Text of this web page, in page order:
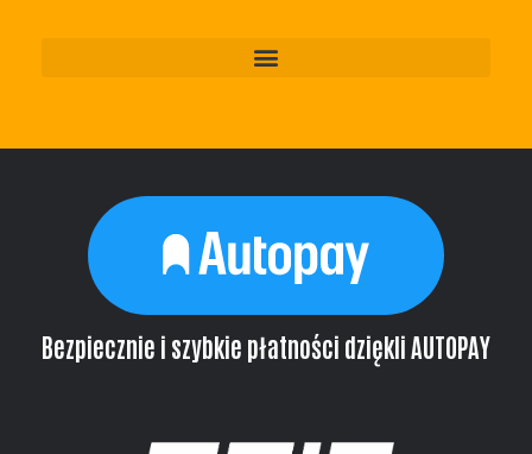
Bezpiecznie i szybkie płatności dziękli AUTOPAY